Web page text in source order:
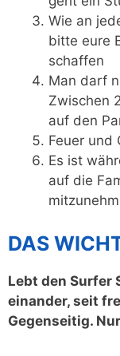
Wie an
bitte eure
schaffen
Man darf
Zwischen
auf den
Feuer und
Es ist
auf die
DAS
Lebt den Surfer
einander, seit
Gegenseitig.